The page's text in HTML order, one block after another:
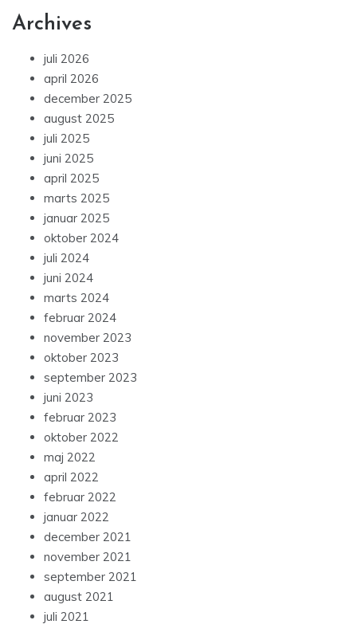
Archives
juli 2026
april 2026
december 2025
august 2025
juli 2025
juni 2025
april 2025
marts 2025
januar 2025
oktober 2024
juli 2024
juni 2024
marts 2024
februar 2024
november 2023
oktober 2023
september 2023
juni 2023
februar 2023
oktober 2022
maj 2022
april 2022
februar 2022
januar 2022
december 2021
november 2021
september 2021
august 2021
juli 2021